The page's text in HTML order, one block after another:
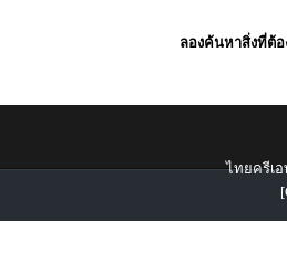
ลองค้นหาสิ่งที่ต้อ
ไทยครีเอ
[